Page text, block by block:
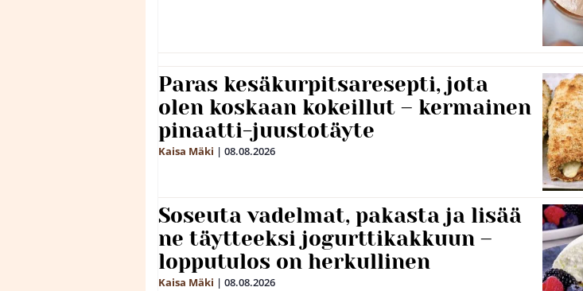
Paras kesäkurpitsaresepti, jota
olen koskaan kokeillut – kermainen
pinaatti-juustotäyte
Kaisa Mäki | 08.08.2026
Soseuta vadelmat, pakasta ja lisää
ne täytteeksi jogurttikakkuun –
lopputulos on herkullinen
Kaisa Mäki | 08.08.2026